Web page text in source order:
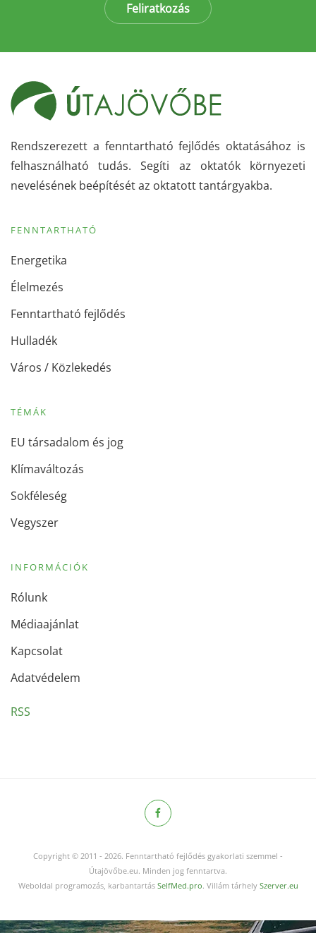
Feliratkozás
Rendszerezett a fenntartható fejlődés oktatásához is
felhasználható tudás. Segíti az oktatók környezeti
nevelésének beépítését az oktatott tantárgyakba.
FENNTARTHATÓ
Energetika
Élelmezés
Fenntartható fejlődés
Hulladék
Város / Közlekedés
TÉMÁK
EU társadalom és jog
Klímaváltozás
Sokféleség
Vegyszer
INFORMÁCIÓK
Rólunk
Médiaajánlat
Kapcsolat
Adatvédelem
RSS
Copyright © 2011 - 2026. Fenntartható fejlődés gyakorlati szemmel -
Útajövőbe.eu. Minden jog fenntartva.
Weboldal programozás, karbantartás SelfMed.pro. Villám tárhely Szerver.eu